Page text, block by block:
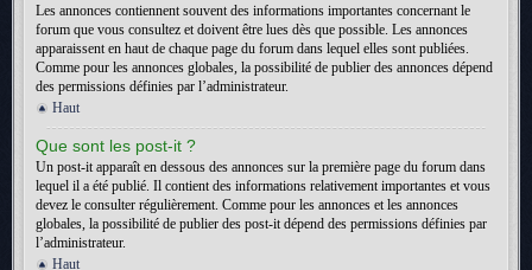
Les annonces contiennent souvent des informations importantes concernant le
forum que vous consultez et doivent être lues dès que possible. Les annonces
apparaissent en haut de chaque page du forum dans lequel elles sont publiées.
Comme pour les annonces globales, la possibilité de publier des annonces dépend
des permissions définies par l’administrateur.
Haut
Que sont les post-it ?
Un post-it apparaît en dessous des annonces sur la première page du forum dans
lequel il a été publié. Il contient des informations relativement importantes et vous
devez le consulter régulièrement. Comme pour les annonces et les annonces
globales, la possibilité de publier des post-it dépend des permissions définies par
l’administrateur.
Haut